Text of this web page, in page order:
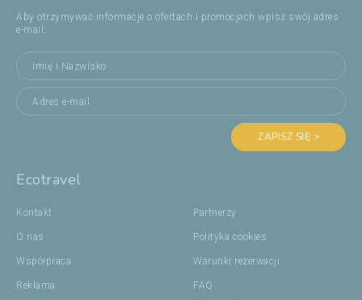
Aby otrzymywać informacje o ofertach i promocjach wpisz swój adres
e-mail:
ZAPISZ SIĘ >
Ecotravel
Kontakt
O nas
Współpraca
Reklama
Partnerzy
Polityka cookies
Warunki rezerwacji
FAQ